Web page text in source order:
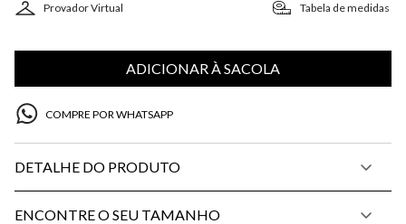
Provador Virtual Tabela de medidas
ADICIONAR À SACOLA
COMPRE POR WHATSAPP
DETALHE DO PRODUTO
ENCONTRE O SEU TAMANHO